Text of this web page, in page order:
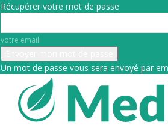
Récupérer votre mot de passe
votre email
Un mot de passe vous sera envoyé par